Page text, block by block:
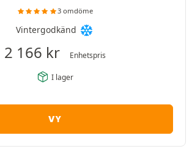
3 omdöme
Vintergodkänd
2 166 kr Enhetspris
I lager
VY